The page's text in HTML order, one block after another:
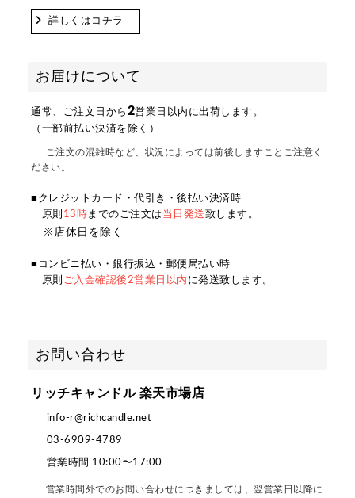
詳しくはコチラ
お届けについて
通常、ご注文日から 2営業日以内に出荷します。
（一部前払い決済を除く）
ご注文の混雑時など、状況によっては前後しますことご注意く
ださい。
■クレジットカード・代引き・後払い決済時
原則 13時 までのご注文は 当日発送致します。
※店休日を除く
■コンビニ払い・銀行振込・郵便局払い時
原則 ご入金確認後2営業日以内 に発送致します。
お問い合わせ
リッチキャンドル 楽天市場店
info-r@richcandle.net
03-6909-4789
営業時間 10:00〜17:00
営業時間外でのお問い合わせにつきましては、翌営業日以降に